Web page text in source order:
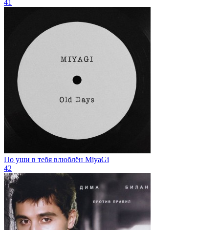
41
По уши в тебя влюблён MiyaGi
42